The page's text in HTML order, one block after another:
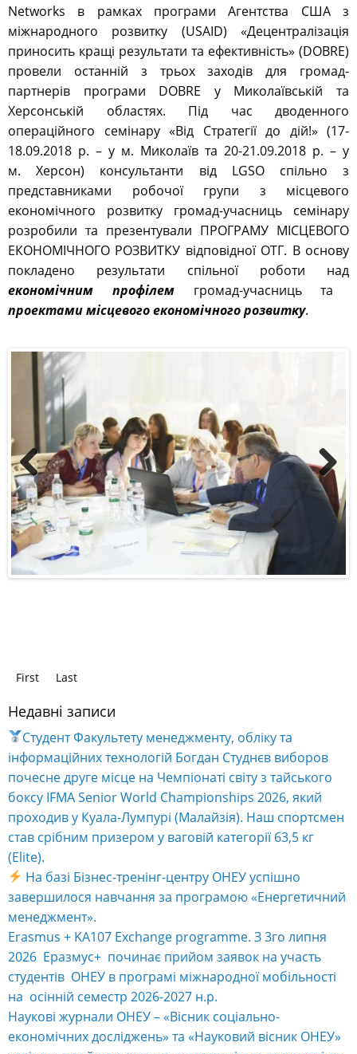
Networks в рамках програми Агентства США з
міжнародного розвитку (USAID) «Децентралізація
приносить кращі результати та ефективність» (DOBRE)
провели останній з трьох заходів для громад-
партнерів програми DOBRE у Миколаївській та
Херсонській областях. Під час дводенного
операційного семінару «Від Стратегії до дій!» (17-
18.09.2018 р. – у м. Миколаїв та 20-21.09.2018 р. – у
м. Херсон) консультанти від LGSO спільно з
представниками робочої групи з місцевого
економічного розвитку громад-учасниць семінару
розробили та презентували ПРОГРАМУ МІСЦЕВОГО
ЕКОНОМІЧНОГО РОЗВИТКУ відповідної ОТГ. В основу
покладено результати спільної роботи над
економічним профілемгромад-учасниць та
проектами місцевого економічного розвитку.
Previous Next
Студент Факультету менеджменту, обліку та
інформаційних технологій Богдан Студнєв виборов
почесне друге місце на Чемпіонаті світу з тайського
боксу IFMA Senior World Championships 2026, який
проходив у Куала-Лумпурі (Малайзія). Наш спортсмен
став срібним призером у ваговій категорії 63,5 кг
(Elite).
На базі Бізнес-тренінг-центру ОНЕУ успішно
завершилося навчання за програмою «Енергетичний
менеджмент».
Erasmus + KA107 Exchange programme. З 3го липня
2026 Еразмус+ починає прийом заявок на участь
студентів ОНЕУ в програмі міжнародної мобільності
на осінній семестр 2026-2027 н.р.
Наукові журнали ОНЕУ – «Вісник соціально-
економічних досліджень» та «Науковий вісник ОНЕУ»
успішно пройшли державну атестацію та включені до